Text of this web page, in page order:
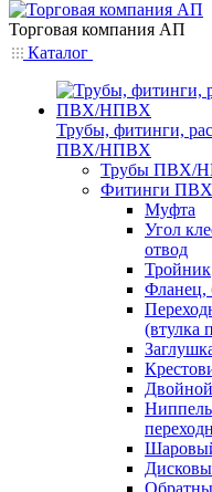
Торговая компания АП
Каталог
Трубы, фитинги,
ПВХ/НПВХ
Трубы ПВХ/
Фитинги
Муфта
Угол
отвод
Тройник
Фланец,
(втулка
Ниппель